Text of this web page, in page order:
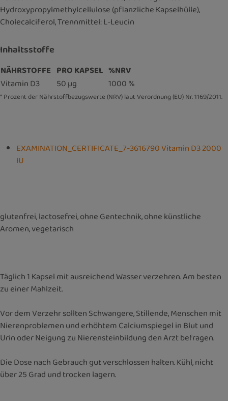
Hydroxypropylmethylcellulose (pflanzliche Kapselhülle),
Cholecalciferol, Trennmittel: L-Leucin
Inhaltsstoffe
NÄHRSTOFFE PRO KAPSEL %NRV
Vitamin D3
50 µg 1000 %
* Prozent der Nährstoffbezugswerte (NRV) laut Verordnung (EU) Nr. 1169/2011.
EXAMINATION_CERTIFICATE_7-3616790 Vitamin D3 2000
IU
glutenfrei, lactosefrei, ohne Gentechnik, ohne künstliche
Aromen, vegetarisch
Täglich 1 Kapsel mit ausreichend Wasser verzehren. Am besten
zu einer Mahlzeit.
Vor dem Verzehr sollten Schwangere, Stillende, Menschen mit
Nierenproblemen und erhöhtem Calciumspiegel in Blut und
Urin oder Neigung zu Nierensteinbildung den Arzt befragen.
Die Dose nach Gebrauch gut verschlossen halten. Kühl, nicht
über 25 Grad und trocken lagern.